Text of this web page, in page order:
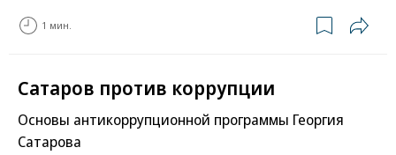
1 мин.
Сатаров против коррупции
Основы антикоррупционной программы Георгия
Сатарова